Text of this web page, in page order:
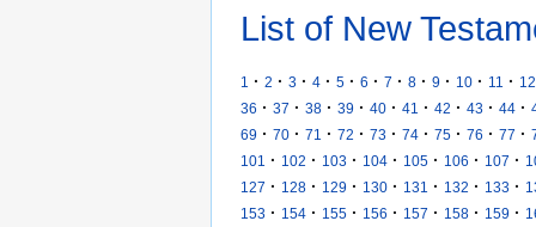
List of New
1 · 2 · 3 · 4 · 5 · 6 · 7 · 8 · 9 · 10 · 11 · 12
36 · 37 · 38 · 39 · 40 · 41 · 42 · 43 · 44 ·
69 · 70 · 71 · 72 · 73 · 74 · 75 · 76 · 77 ·
101
· 102 · 103 · 104 · 105 · 106 · 107 ·
127 · 128 · 129 · 130 · 131 · 132 · 133 ·
153 · 154 · 155 · 156 · 157 · 158 · 159 ·